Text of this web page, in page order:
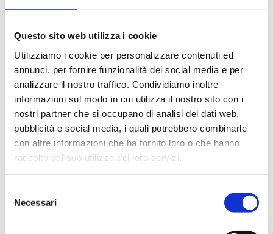
Questo sito web utilizza i cookie
Utilizziamo i cookie per personalizzare contenuti ed
annunci, per fornire funzionalità dei social media e per
analizzare il nostro traffico. Condividiamo inoltre
informazioni sul modo in cui utilizza il nostro sito con i
nostri partner che si occupano di analisi dei dati web,
pubblicità e social media, i quali potrebbero combinarle
con altre informazioni che ha fornito loro o che hanno
raccolto dal suo utilizzo dei loro servizi.
delNecessari
IL PROGRAMMA DEL
PRECAMPIONATO
6 Agosto 2026